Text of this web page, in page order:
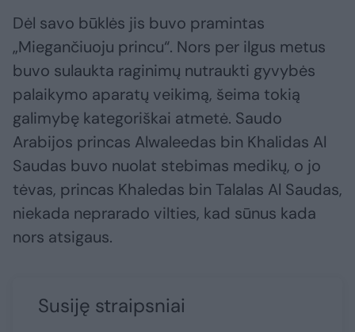
Dėl savo būklės jis buvo pramintas
„Miegančiuoju princu“. Nors per ilgus metus
buvo sulaukta raginimų nutraukti gyvybės
palaikymo aparatų veikimą, šeima tokią
galimybę kategoriškai atmetė. Saudo
Arabijos princas Alwaleedas bin Khalidas Al
Saudas buvo nuolat stebimas medikų, o jo
tėvas, princas Khaledas bin Talalas Al Saudas,
niekada neprarado vilties, kad sūnus kada
nors atsigaus.
Susiję straipsniai